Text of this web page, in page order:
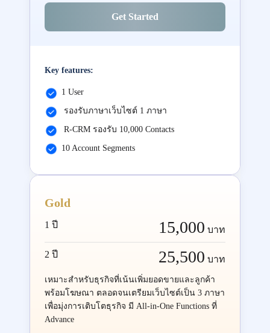
Get Started
Key features:
1 User
รองรับภาษาเว็บไซต์ 1 ภาษา
R-CRM รองรับ 10,000 Contacts
10 Account Segments
Gold
1 ปี 15,000 บาท
2 ปี 25,500 บาท
เหมาะสำหรับธุรกิจที่เน้นเพิ่มยอดขายและลูกค้า
พร้อมโฆษณา ตลอดจนเตรียมเว็บไซต์เป็น 3 ภาษา
เพื่อมุ่งการเติบโตธุรกิจ มี All-in-One Functions ที่
Advance